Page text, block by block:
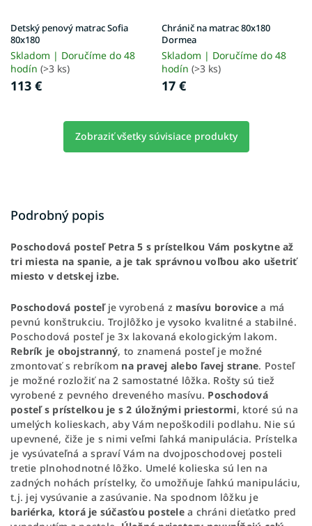
Detský penový matrac Sofia
80x180
Skladom | Doručíme do 48
hodín (>3 ks)
113 €
Chránič na matrac 80x180
Dormea
Skladom | Doručíme do 48
hodín (>3 ks)
17 €
Zobraziť všetky súvisiace produkty
Podrobný popis
Poschodová posteľ Petra 5 s prístelkou Vám poskytne až
tri miesta na spanie, a je tak správnou voľbou ako ušetriť
miesto v detskej izbe.
Poschodová posteľ je vyrobená z masívu borovicea má
pevnú konštrukciu. Trojlôžko je vysoko kvalitné a stabilné.
Poschodová posteľ je 3x lakovaná ekologickým lakom.
Rebrík je obojstranný, to znamená posteľ je možné
zmontovať s rebríkom na pravej alebo ľavej strane. Posteľ
je možné rozložiť na 2 samostatné lôžka. Rošty sú tiež
vyrobené z pevného dreveného masívu. Poschodová
posteľ s prístelkou je s 2 úložnými priestormi, ktoré sú na
umelých kolieskach, aby Vám nepoškodili podlahu. Nie sú
upevnené, čiže je s nimi veľmi ľahká manipulácia. Prístelka
je vysúvateľná a spraví Vám na dvojposchodovej posteli
tretie plnohodnotné lôžko. Umelé kolieska sú len na
zadných nohách prístelky, čo umožňuje ľahkú manipuláciu,
t.j. jej vysúvanie a zasúvanie. Na spodnom lôžku je
bariérka, ktorá je súčasťou postelea chráni dieťatko pred